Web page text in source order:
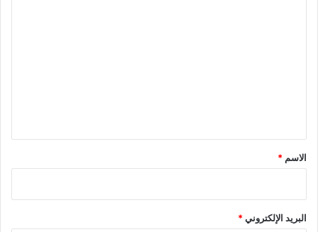
*
الاسم *
البريد الإلكتروني*